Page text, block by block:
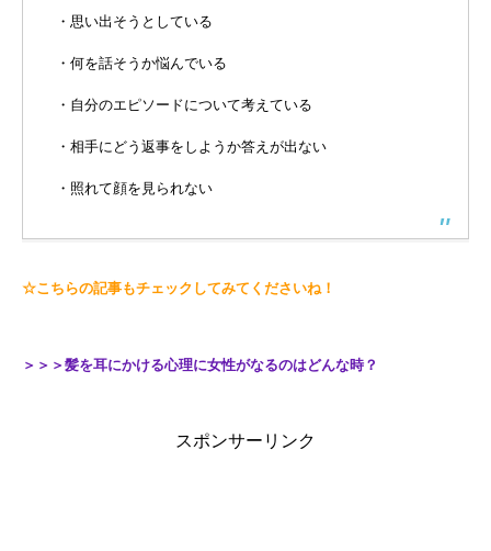
・思い出そうとしている
・何を話そうか悩んでいる
・自分のエピソードについて考えている
・相手にどう返事をしようか答えが出ない
・照れて顔を見られない
☆こちらの記事もチェックしてみてくださいね！
＞＞＞髪を耳にかける心理に女性がなるのはどんな時？
スポンサーリンク